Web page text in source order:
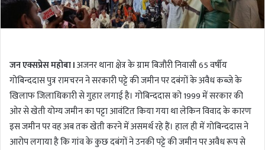
t
t
जन एक्सप्रेस महोबा lअजनर थाना क्षेत्र के ग्राम बिजौरी निवासी 65 वर्षीय
गोबिन्ददास पुत्र रामचरन ने सरकारी पट्टे की जमीन पर दबंगों के अवैध कब्जे के
खिलाफ जिलाधिकारी से गुहार लगाई है। गोबिन्ददास को 1999 में सरकार की
ओर से खेती योग्य जमीन का पट्टा आवंटित किया गया था लेकिन विवाद के कारण
इस जमीन पर वह अब तक खेती करने में असमर्थ रहे हैं। हाल ही में गोबिन्ददास ने
आरोप लगाया है कि गांव के कुछ दबंगों ने उनकी पट्टे की जमीन पर अवैध रूप से